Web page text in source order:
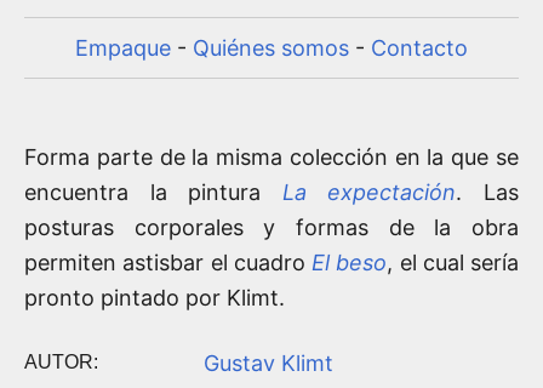
Empaque - Quiénes somos - Contacto
Forma parte de la misma colección en la que se
encuentra la pintura La expectación. Las
posturas corporales y formas de la obra
permiten astisbar el cuadro El beso, el cual sería
pronto pintado por Klimt.
AUTOR: Gustav Klimt